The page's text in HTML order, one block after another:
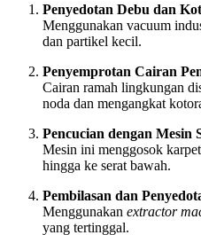
Penyedotan Debu dan
Menggunakan vacuum
dan partikel kecil.
Penyemprotan Cairan
Cairan ramah lingkungan
noda dan mengangkat
Pencucian dengan Mesin
Mesin ini menggosok
hingga ke serat bawah.
Pembilasan dan
Menggunakan extractor
yang tertinggal.